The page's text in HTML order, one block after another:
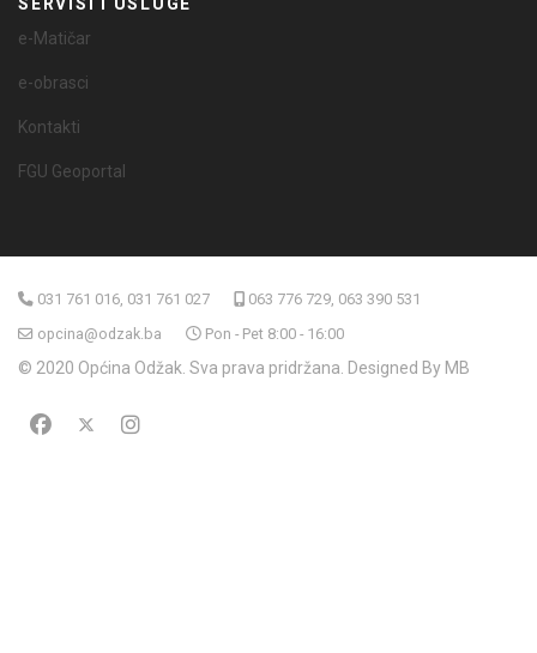
e-Matičar
e-obrasci
Kontakti
FGU Geoportal
031 761 016, 031 761 027
063 776 729, 063 390 531
opcina@odzak.ba
Pon - Pet 8:00 - 16:00
© 2020 Općina Odžak. Sva prava pridržana. Designed By MB